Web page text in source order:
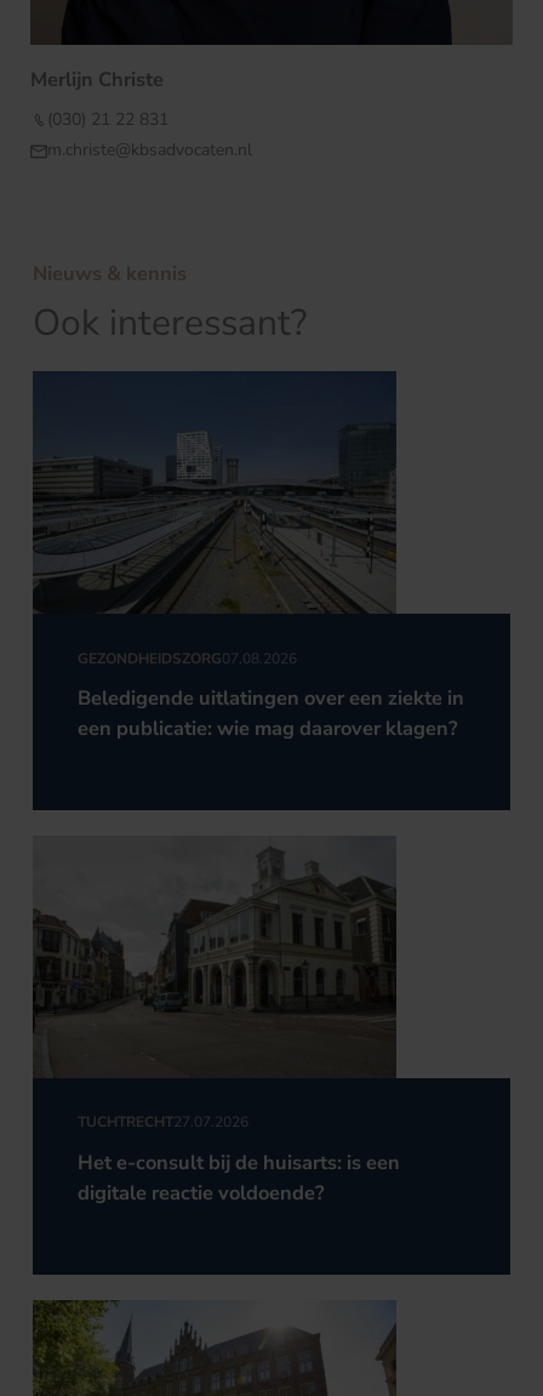
Merlijn Christe
(030) 21 22 831
m.christe@kbsadvocaten.nl
Nieuws & kennis
Ook interessant?
GEZONDHEIDSZORG07.08.2026
Beledigende uitlatingen over een ziekte in
een publicatie: wie mag daarover klagen?
TUCHTRECHT27.07.2026
Het e-consult bij de huisarts: is een
digitale reactie voldoende?